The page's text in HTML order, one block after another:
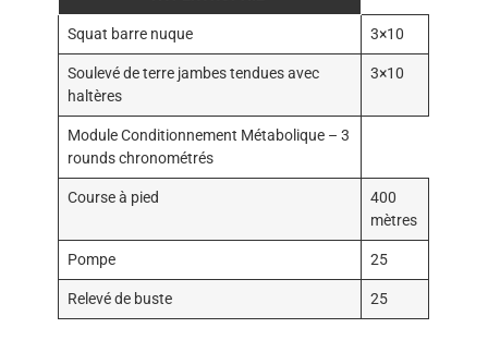
Squat barre nuque 3×10
Soulevé de terre jambes tendues avec
haltères
3×10
Module Conditionnement Métabolique – 3
rounds chronométrés
Course à pied
400
mètres
Pompe 25
Relevé de buste 25